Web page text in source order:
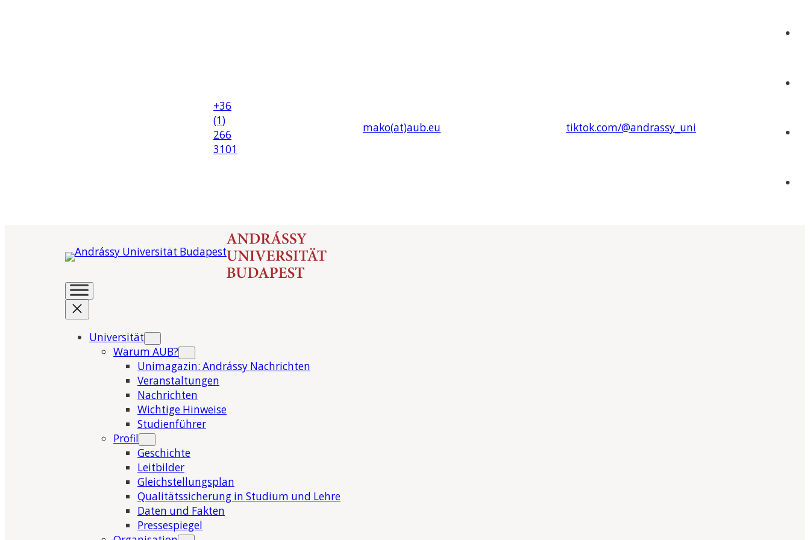
+36
(1)
266
3101
mako(at)aub.eu tiktok.com/@andrassy_uni
Universität
Warum AUB?
Unimagazin: Andrássy Nachrichten
Veranstaltungen
Nachrichten
Wichtige Hinweise
Studienführer
Profil
Geschichte
Leitbilder
Gleichstellungsplan
Qualitätssicherung in Studium und Lehre
Daten und Fakten
Pressespiegel